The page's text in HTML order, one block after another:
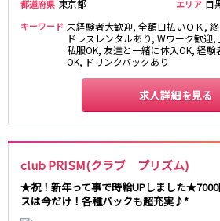
都道府県 東京都 エリア 目
キーワード 未経験者大歓迎, 全額日払いＯＫ,
ドレスレンタルあり, Wワーク歓迎
私服OK, 友達と一緒に体入OK, 経
OK, ドリンクバックあり
求人詳細を見る
club PRISM(クラブ プリズム)
★祝！新年って事で時給UPしました
スは今だけ！各種バックも超充実♪*
横浜駅
藤沢駅
平塚駅
大船駅
品川駅
大磯駅
戸塚駅
茅ヶ崎駅
小田原駅
東急東横線
渋谷駅
武蔵小杉駅
中目黒駅
自由が丘駅
代官山駅